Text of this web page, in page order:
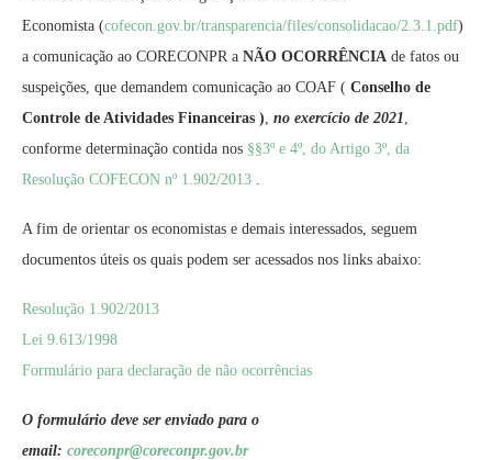
Economista (cofecon.gov.br/transparencia/files/consolidacao/2.3.1.pdf)
a comunicação ao CORECONPR a NÃO OCORRÊNCIA de fatos ou
suspeições, que demandem comunicação ao COAF ( Conselho de
Controle de Atividades Financeiras ) no exercício de 2021
conforme determinação contida nos §§3º e 4º, do Artigo 3º, da
Resolução COFECON nº 1.902/2013
A fim de orientar os economistas e demais interessados, seguem
documentos úteis os quais podem ser acessados nos links abaixo:
Resolução 1.902/2013
Lei 9.613/1998
Formulário para declaração de não ocorrências
O formulário deve ser enviado para o
email: coreconpr@coreconpr.gov.br